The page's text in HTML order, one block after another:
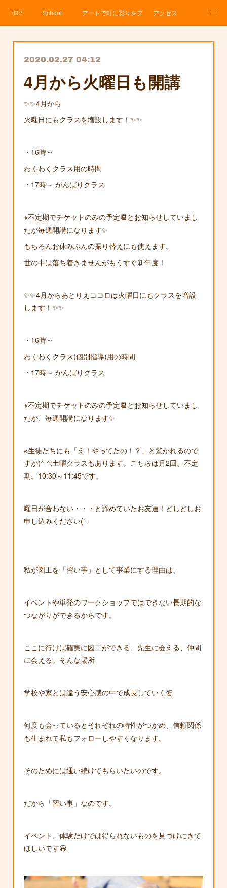
TOP School アートで町に彩りをプロジェクト
アクセス
2020.02.27 04:12
4月から火曜日も開講
✨✨4月から
火曜日にもクラスを増設します！✨✨
・16時～
わくわくクラス用の時間
・17時～ がんばりクラス
※不定期でチケットのみの予定📆とお知らせしていまし
たが毎週開講になります✨
もちろんお休みぶんの振り替えにも使えます。
世の中は落ち着きませんがもうすぐ新年度！
✨✨4月からあとりえココロは火曜日にもクラスを増設
します！✨✨
・16時～
わくわくクラス(個別指導)用の時間
・17時～ がんばりクラス
※不定期でチケットのみの予定📆とお知らせしていまし
たが、毎週開講になります✨
※生徒たちにも「え！やってたの！？」と驚かれるので
すが(^-^;土曜クラスもあります。こちらは月2回、不定
期。10:30～11:45です。
曜日が合わない・・・と諦めていたお友達！どしどしお
申し込みください(´ｰ
私が図工を「習い事」として事業にする理由は、
イベントや単発のワークショップではできない長期的な
つながりができるからです。
ここに行けば確実に図工ができる、先生に会える、仲間
に会える。そんな場所
学校や家とは違う安心感の中で成長していく姿
何度も会っているとそれぞれの特性がつかめ、信頼関係
も生まれて私もフォローしやすくなります。
そのためには通い続けてもらいたいのです。
だから「習い事」なのです。
イベント、体験だけでは得られないものを見つけにきて
ほしいです😃